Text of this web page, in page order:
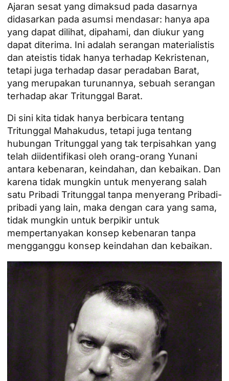
Ajaran sesat yang dimaksud pada dasarnya
didasarkan pada asumsi mendasar: hanya apa
yang dapat dilihat, dipahami, dan diukur yang
dapat diterima. Ini adalah serangan materialistis
dan ateistis tidak hanya terhadap Kekristenan,
tetapi juga terhadap dasar peradaban Barat,
yang merupakan turunannya, sebuah serangan
terhadap akar Tritunggal Barat.
Di sini kita tidak hanya berbicara tentang
Tritunggal Mahakudus, tetapi juga tentang
hubungan Tritunggal yang tak terpisahkan yang
telah diidentifikasi oleh orang-orang Yunani
antara kebenaran, keindahan, dan kebaikan. Dan
karena tidak mungkin untuk menyerang salah
satu Pribadi Tritunggal tanpa menyerang Pribadi-
pribadi yang lain, maka dengan cara yang sama,
tidak mungkin untuk berpikir untuk
mempertanyakan konsep kebenaran tanpa
mengganggu konsep keindahan dan kebaikan.